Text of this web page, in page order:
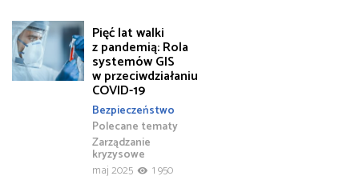
Pięć lat walki
z pandemią: Rola
systemów GIS
w przeciwdziałaniu
COVID-19
Bezpieczeństwo
Polecane tematy
Zarządzanie
kryzysowe
maj 2025
1 950